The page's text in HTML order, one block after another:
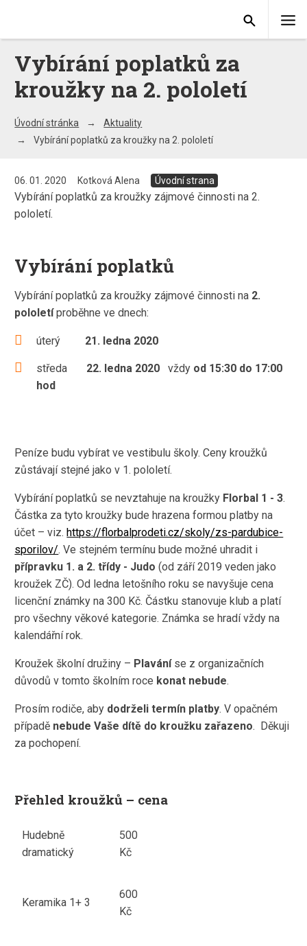
Vybírání poplatků za
kroužky na 2. pololetí
Úvodní stránka
Aktuality
Vybírání poplatků za kroužky na 2. pololetí
06. 01. 2020 Kotková Alena Úvodní strana
Vybírání poplatků za kroužky zájmové činnosti na 2.
pololetí.
Vybírání poplatků
Vybírání poplatků za kroužky zájmové činnosti na 2.
pololetíproběhne ve dnech:
úterý 21. ledna 2020
středa 22. ledna 2020 vždy od 15:30 do 17:00
hod
Peníze budu vybírat ve vestibulu školy. Ceny kroužků
zůstávají stejné jako v 1. pololetí.
Vybírání poplatků se nevztahuje na kroužky Florbal 1 - 3.
Částka za tyto kroužky bude hrazena formou platby na
účet – viz. https://florbalprodeti.cz/skoly/zs-pardubice-
sporilov/. Ve stejném termínu bude možné uhradit i
přípravku 1. a 2. třídy - Judo (od září 2019 veden jako
kroužek ZČ). Od ledna letošního roku se navyšuje cena
licenční známky na 300 Kč. Částku stanovuje klub a platí
pro všechny věkové kategorie. Známka se hradí vždy na
kalendářní rok.
Kroužek školní družiny – Plavání se z organizačních
důvodů v tomto školním roce konat nebude.
Prosím rodiče, aby dodrželi termín platby. V opačném
případě nebude Vaše dítě do kroužku zařazeno. Děkuji
za pochopení.
Přehled kroužků – cena
Hudebně
dramatický
500
Kč
Keramika 1+ 3
600
Kč